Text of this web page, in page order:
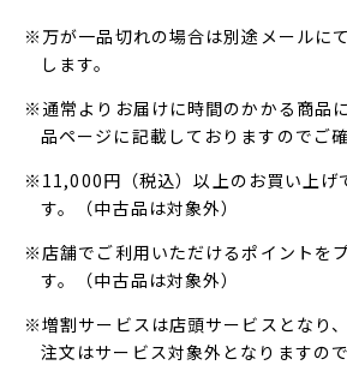
※万が一品切れの場合は別途メールに
します。
※通常よりお届けに時間のかかる商品
品ページに記載しておりますのでご確
※11,000円（税込）以上のお買い上げ
す。（中古品は対象外）
※店舗でご利用いただけるポイントを
す。（中古品は対象外）
※増割サービスは店頭サービスとなり
注文はサービス対象外となりますの